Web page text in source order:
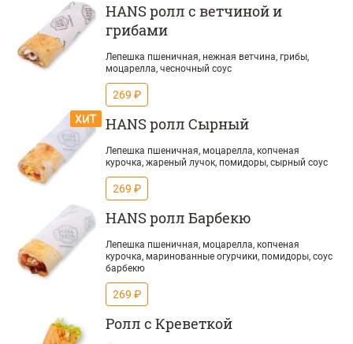
HANS ролл с ветчиной и
грибами
Лепешка пшеничная, нежная ветчина, грибы,
моцарелла, чесночный соус
269 ₽
HANS ролл Сырный
Лепешка пшеничная, моцарелла, копченая
курочка, жареный лучок, помидоры, сырный соус
269 ₽
HANS ролл Барбекю
Лепешка пшеничная, моцарелла, копченая
курочка, маринованные огурчики, помидоры, соус
барбекю
269 ₽
Ролл с Креветкой